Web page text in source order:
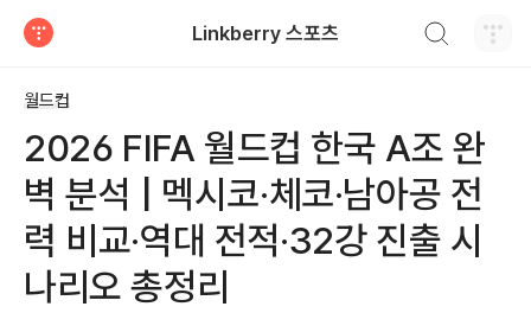
Linkberry 스포츠
월드컵
2026 FIFA 월드컵 한국 A조 완
벽 분석 | 멕시코·체코·남아공 전
력 비교·역대 전적·32강 진출 시
나리오 총정리